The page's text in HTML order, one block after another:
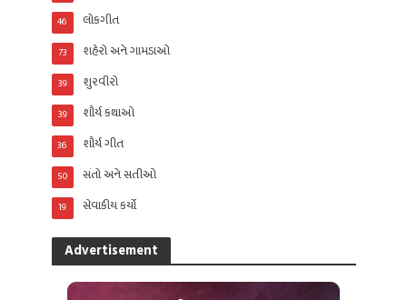
લોકગીત
46
શહેરો અને ગામડાઓ
73
શુરવીરો
39
શૌર્ય કથાઓ
39
શૌર્ય ગીત
36
સંતો અને સતીઓ
50
સેવાકીય કર્યો
19
Advertisement